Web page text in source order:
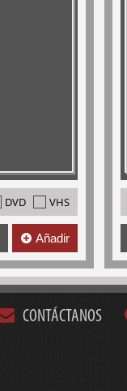
DVD VHS
Añadir
CONTÁCTANOS